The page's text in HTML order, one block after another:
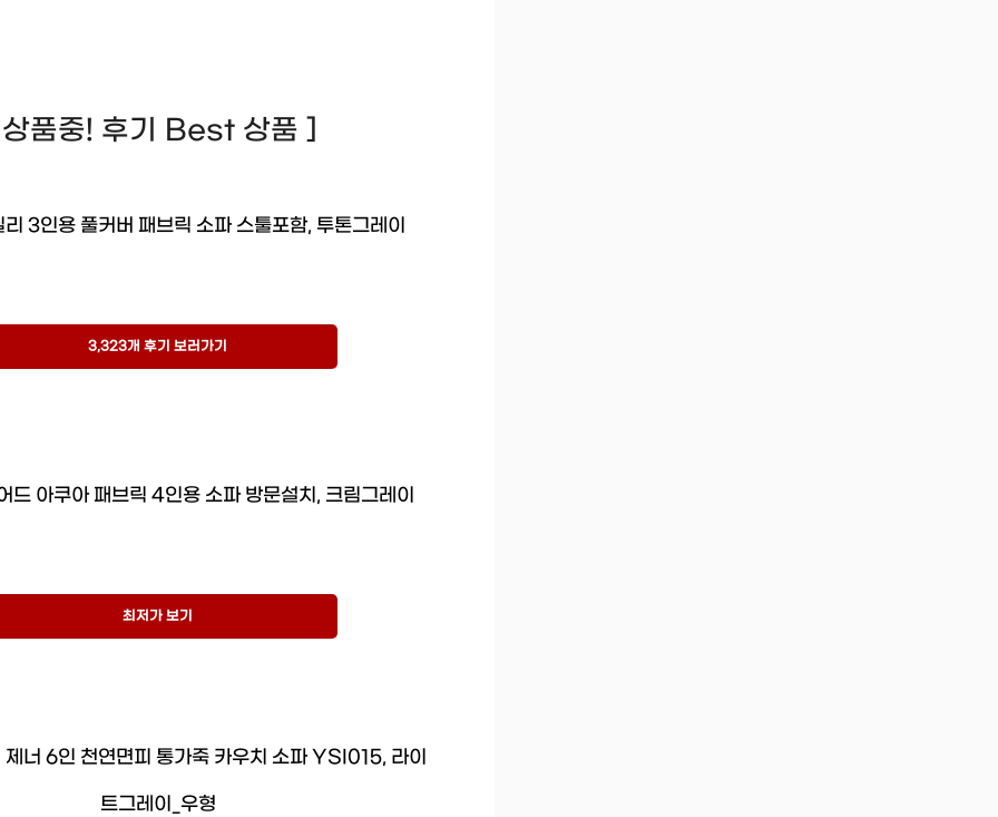
품중! 후기 Best 상품 ]
3인용 풀커버 패브릭 소파 스툴포함, 투톤그레이
3,323개 후기 보러가기
드 아쿠아 패브릭 4인용 소파 방문설치, 크림그레이
최저가 보기
제너 6인 천연면피 통가죽 카우치 소파 YSI015, 라이
트그레이_우형